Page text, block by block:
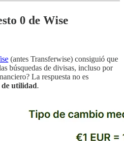
0 de Wise
(antes Transferwise) consiguió que
búsquedas de divisas, incluso por
La respuesta no es
de utilidad.